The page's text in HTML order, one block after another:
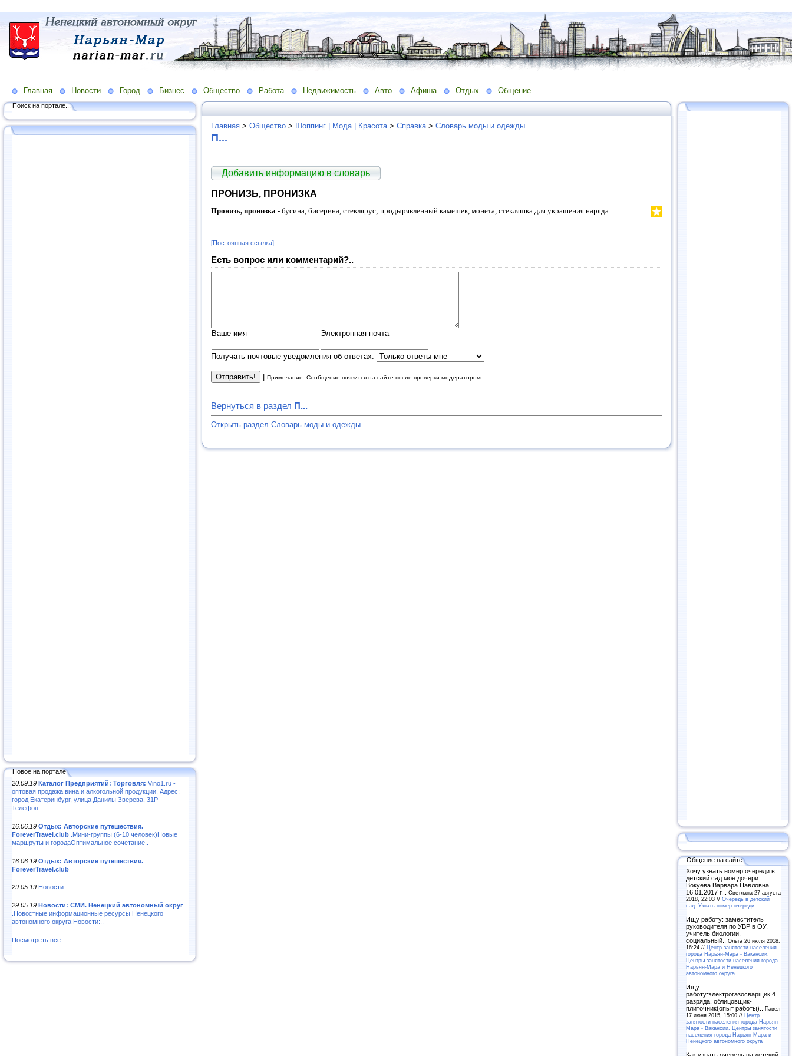
Главная Новости Город Бизнес Общество Работа Недвижимость Авто Афиша Отдых Общение
Поиск на портале...
Новое на портале
20.09.19 Каталог Предприятий: Торговля: Vino1.ru -
оптовая продажа вина и алкогольной продукции. Адрес:
город Екатеринбург, улица Данилы Зверева, 31Р
Телефон:..
16.06.19 Отдых: Авторские путешествия.
ForeverTravel.club .Мини-группы (6-10 человек)Новые
маршруты и городаОптимальное сочетание..
16.06.19 Отдых: Авторские путешествия.
ForeverTravel.club
29.05.19 Новости
29.05.19 Новости: СМИ. Ненецкий автономный округ
.Новостные информационные ресурсы Ненецкого
автономного округа Новости:..
Посмотреть все
Главная > Общество > Шоппинг | Мода | Красота > Справка > Словарь моды и одежды
П...
Добавить информацию в словарь
ПРОНИЗЬ, ПРОНИЗКА
Пронизь, пронизка - бусина, бисерина, стеклярус; продырявленный камешек, монета, стекляшка для украшения наряда.
[Постоянная ссылка]
Есть вопрос или комментарий?..
Ваше имя Электронная почта
Получать почтовые уведомления об ответах:
Примечание. Сообщение появится на сайте после проверки модератором.
Вернуться в раздел П...
Открыть раздел Словарь моды и одежды
Общение на сайте
Хочу узнать номер очереди в
детский сад мое дочери
Вокуева Варвара Павловна
16.01.2017 г... Светлана 27 августа
2018, 22:03 // Очередь в детский
сад. Узнать номер очереди -
Ищу работу: заместитель
руководителя по УВР в ОУ,
учитель биологии,
социальный.. Ольга 26 июля 2018,
16:24 // Центр занятости населения
города Нарьян-Мара - Вакансии.
Центры занятости населения города
Нарьян-Мара и Ненецкого
автономного округа
Ищу
работу:электрогазосварщик 4
разряда, облицовщик-
плиточник(опыт работы).. Павел
17 июня 2015, 15:00 // Центр
занятости населения города Нарьян-
Мара - Вакансии. Центры занятости
населения города Нарьян-Мара и
Ненецкого автономного округа